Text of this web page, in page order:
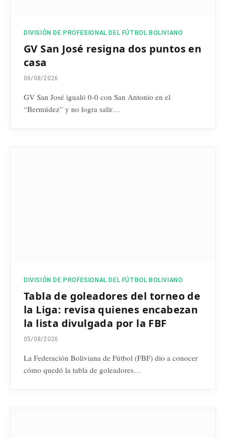
DIVISIÓN DE PROFESIONAL DEL FÚTBOL BOLIVIANO
GV San José resigna dos puntos en
casa
06/08/2026
GV San José igualó 0-0 con San Antonio en el
“Bermúdez” y no logra salir…
DIVISIÓN DE PROFESIONAL DEL FÚTBOL BOLIVIANO
Tabla de goleadores del torneo de
la Liga: revisa quienes encabezan
la lista divulgada por la FBF
05/08/2026
La Federación Boliviana de Fútbol (FBF) dio a conocer
cómo quedó la tabla de goleadores…